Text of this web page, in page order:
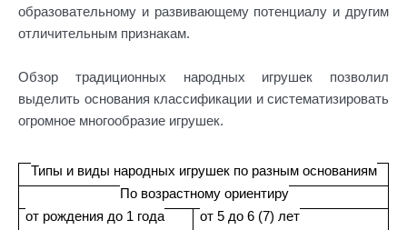
образовательному и развивающему потенциалу и другим
отличительным признакам.
Обзор традиционных народных игрушек позволил
выделить основания классификации и систематизировать
огромное многообразие игрушек.
Типы и виды народных игрушек по разным основаниям
По возрастному ориентиру
от рождения до 1 года
от 5 до 6 (7) лет